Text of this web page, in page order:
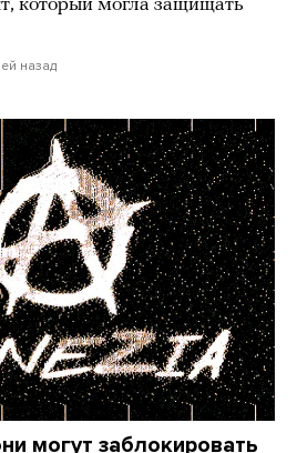
который могла защищать
назад
могут заблокировать